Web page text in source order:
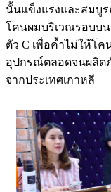
นั้นแข็งแรงและสมบู
โคนผมบริเวณรอบบ
ตัว C เพื่อค้ำไม่ให้โ
อุปกรณ์ตลอดจนผลิต
จากประเทศเกาหลี